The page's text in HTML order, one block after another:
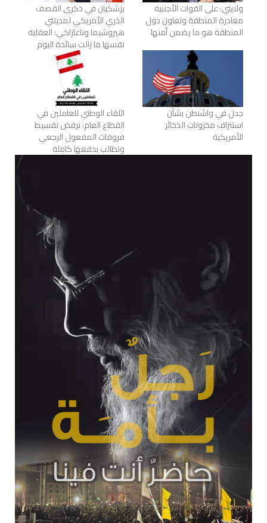
ولايتي: على القوات الأجنبية
مغادرة المنطقة وتعاون دول
المنطقة هو ما يضمن أمنها
بزشكيان في ذكرى القصف
الذري الأمريكي لمدينتي
هيروشيما وناغازاكي: العقلية
نفسها ما زالت سائدة اليوم
جدل في واشنطن بشأن
استنزاف مخزونات الذخائر
الأمريكية
اللقاء الوطني للعاملين في
القطاع العام: نرفض تقسيط
فروقات المفعول الرجعي
ونطالب بدفعها كاملة